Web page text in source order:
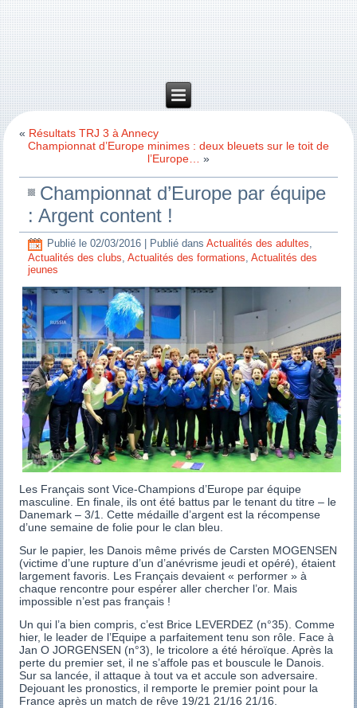
« Résultats TRJ 3 à Annecy
Championnat d’Europe minimes : deux bleuets sur le toit de
l’Europe…
»
Championnat d’Europe par équipe
: Argent content !
Publié le 02/03/2016 Publié dans Actualités des adultes,
Actualités des clubs,Actualités des formations,Actualités des
jeunes
Les Français sont Vice-Champions d’Europe par équipe
masculine. En finale, ils ont été battus par le tenant du titre – le
Danemark – 3/1. Cette médaille d’argent est la récompense
d’une semaine de folie pour le clan bleu.
Sur le papier, les Danois même privés de Carsten MOGENSEN
(victime d’une rupture d’un d’anévrisme jeudi et opéré), étaient
largement favoris. Les Français devaient « performer » à
chaque rencontre pour espérer aller chercher l’or. Mais
impossible n’est pas français !
Un qui l’a bien compris, c’est Brice LEVERDEZ (n°35). Comme
hier, le leader de l’Equipe a parfaitement tenu son rôle. Face à
Jan O JORGENSEN (n°3), le tricolore a été héroïque. Après la
perte du premier set, il ne s’affole pas et bouscule le Danois.
Sur sa lancée, il attaque à tout va et accule son adversaire.
Dejouant les pronostics, il remporte le premier point pour la
France après un match de rêve 19/21 21/16 21/16.